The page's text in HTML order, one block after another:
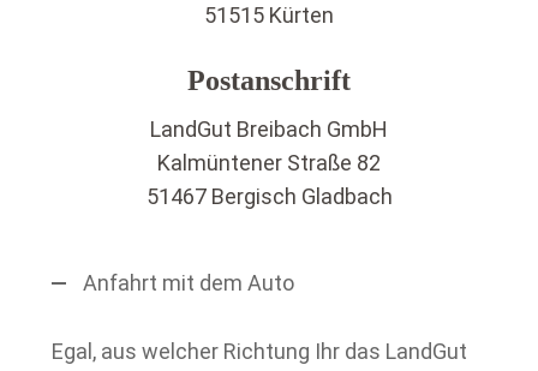
51515 Kürten
Postanschrift
LandGut Breibach GmbH
Kalmüntener Straße 82
51467 Bergisch Gladbach
Anfahrt mit dem Auto
Egal, aus welcher Richtung Ihr das LandGut